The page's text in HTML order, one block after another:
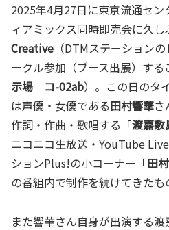
2025年4月27日に東京流通セ
ィアミックス同時即売会に久し
Creative （DTMステーション
ークル参加（ブース出展）す
示場 コ-02ab）。この日のタ
は声優・女優である田村響華さ
作詞・作曲・歌唱する「渡嘉敷
ニコニコ生放送・YouTube
ションPlus!の小コーナー「田
の番組内で制作を続けてきたも
また響華さん自身が出演する